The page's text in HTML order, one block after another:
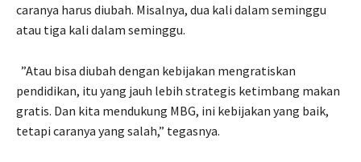
caranya harus diubah. Misalnya, dua kali dalam seminggu
atau tiga kali dalam seminggu.
”Atau bisa diubah dengan kebijakan mengratiskan
pendidikan, itu yang jauh lebih strategis ketimbang makan
gratis. Dan kita mendukung MBG, ini kebijakan yang baik,
tetapi caranya yang salah,” tegasnya.